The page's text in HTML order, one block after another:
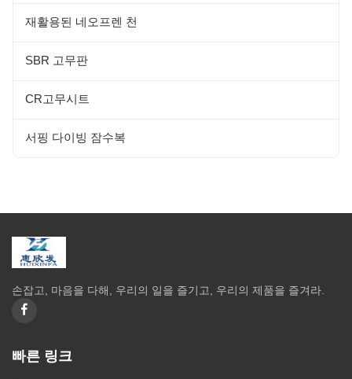
재활용된 네오프렌 천
SBR 고무판
CR고무시트
서핑 다이빙 잠수복
손잡고, 마음을 다해, 우리의 일을 즐기고, 우리의 제품을 즐겨라.
빠른 링크